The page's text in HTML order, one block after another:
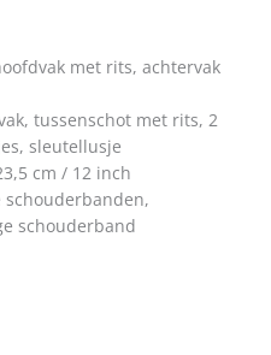
met rits, achtervak
tussenschot met rits, 2
sleutellusje
cm / 12 inch
schouderbanden,
schouderband